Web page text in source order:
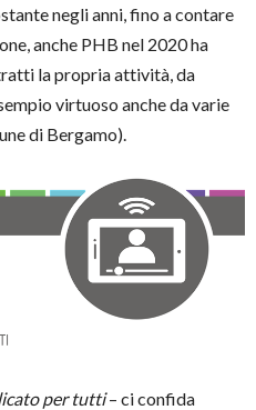
negli anni, fino a contare
anche PHB nel 2020 ha
la propria attività, da
virtuoso anche da varie
di Bergamo).
per tutti– ci confida